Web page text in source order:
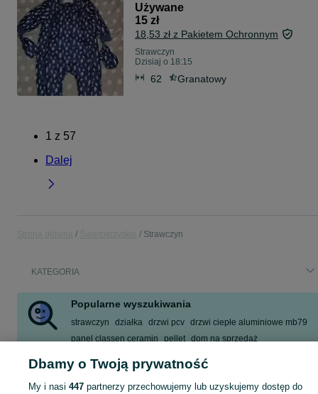
Używane
15 zł
18,53 zł z Pakietem Ochronnym
Strawczyn
Dzisiaj o 18:15
62 Granatowy
1 z 57
Dalej
Strawczyn
KATEGORIA
Popularne wyszukiwania
strawczyn działka drzwi pcv drzwi ciepłe aluminiowe mb79
panel classen ceramin
pellet dom na sprzedaż
Dbamy o Twoją prywatność
My i nasi 447partnerzy przechowujemy lub uzyskujemy dostęp do